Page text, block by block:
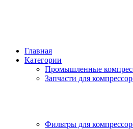
Главная
Категории
Промышленные
Запчасти для
Фильтры для